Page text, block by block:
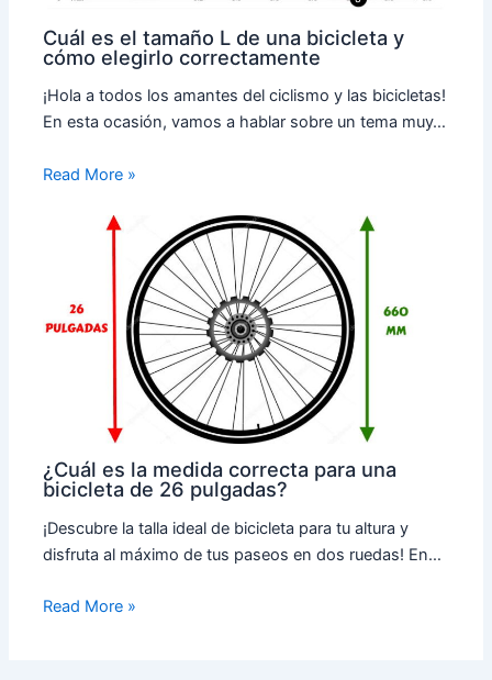
Cuál es el tamaño L de una bicicleta y
cómo elegirlo correctamente
¡Hola a todos los amantes del ciclismo y las bicicletas!
En esta ocasión, vamos a hablar sobre un tema muy…
Read More »
¿Cuál es la medida correcta para una
bicicleta de 26 pulgadas?
¡Descubre la talla ideal de bicicleta para tu altura y
disfruta al máximo de tus paseos en dos ruedas! En…
Read More »